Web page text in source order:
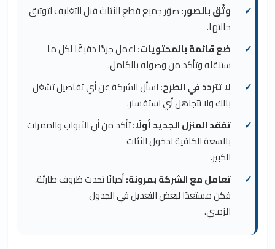
وثّق بالصور:صوّر جميع قطع الأثاث قبل التغليف لتوثيق
حالتها.
ضع قائمة بالمحتويات:اعمل جردًا دقيقًا لكل ما
ستنقله وتأكد من وصوله بالكامل.
لا تتردد في الطرح:اسأل الشركة عن أي تفاصيل تشغل
بالك ولا تتجاهل أي استفسار.
تفقد المنزل الجديد أولًا:تأكد من أن الأبواب والممرات
بالسعة الكافية لدخول الأثاث
الكبير.
تعامل مع الشركة بمرونة:أحيانًا تحدث ظروف طارئة،
فكن مستعدًا لبعض التعديل في الجدول
الزمني.